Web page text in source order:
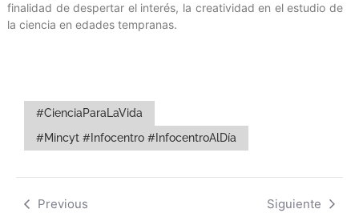
finalidad de despertar el interés, la creatividad en el estudio de
la ciencia en edades tempranas.
#CienciaParaLaVida
#Mincyt #Infocentro #InfocentroAlDía
Previous Siguiente